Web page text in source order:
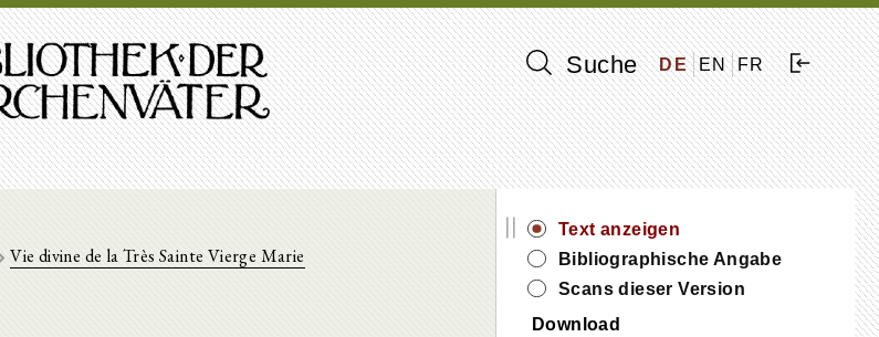
Suche DE EN FR
Vie divine de la Très Sainte Vierge Marie
||
Text anzeigen
Bibliographische Angabe
Scans dieser Version
Download